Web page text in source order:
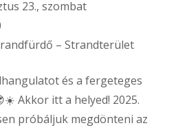
23., szombat
– Strandterület
és a fergeteges
Akkor itt a helyed! 2025.
próbáljuk megdönteni az